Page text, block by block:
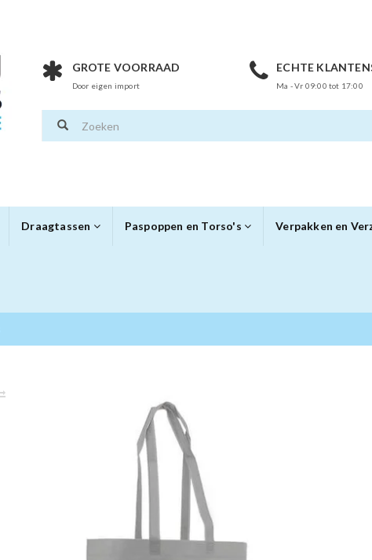
GROTE VOORRAAD
Door eigen import
ECHTE
Ma - Vr 09:00 tot 17:00
Draagtassen Paspoppen en Torso's Verpakken en